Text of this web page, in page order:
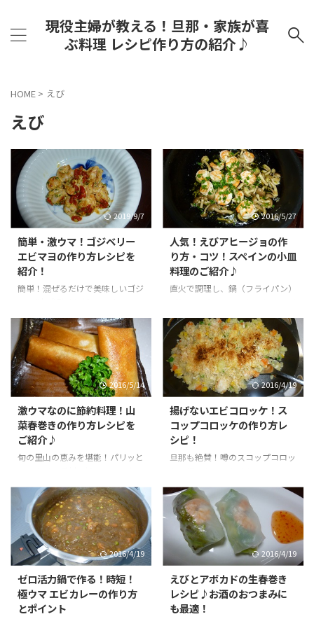
現役主婦が教える！旦那・家族が喜
ぶ料理 レシピ作り方の紹介♪
HOME > えび
えび
2019/9/7
簡単・激ウマ！ゴジベリー
エビマヨの作り方レシピを
紹介！
簡単！混ぜるだけで美味しいゴジ
が絶妙で激ウマ！いろんな料理に
使えるゴジベリー１日２８粒を毎
日美味しく食べて、紫外線に強い
体質に！
2016/5/27
人気！えびアヒージョの作
り方・コツ！スペインの小皿
料理のご紹介♪
直火で調理し、鍋（フライパン）
がたまらない！忙しい時に短時間
で出来るおつまみレシピ！おしゃ
れで華やかなランチパーティーな
どにも！
2016/5/14
激ウマなのに節約料理！山
菜春巻きの作り方レシピを
ご紹介♪
旬の里山の恵みを堪能！パリッと
とろ～！激ウマ・山菜春巻き！お
つまみに最適♪
2016/4/19
揚げないエビコロッケ！ス
コップコロッケの作り方レ
シピ！
旦那も絶賛！噂のスコップコロッ
ー(*'▽')主婦に嬉しい時短レシピ
♪
2016/4/19
ゼロ活力鍋で作る！時短！
極ウマ エビカレーの作り方
とポイント
2016/4/19
えびとアボカドの生春巻き
レシピ♪お酒のおつまみに
も最適！